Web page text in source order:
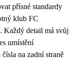
přísné standardy
klub FC
Každý detail má svůj
umístění
na zadní straně